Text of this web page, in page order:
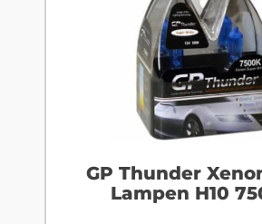
GP Thunder
Lampen H10